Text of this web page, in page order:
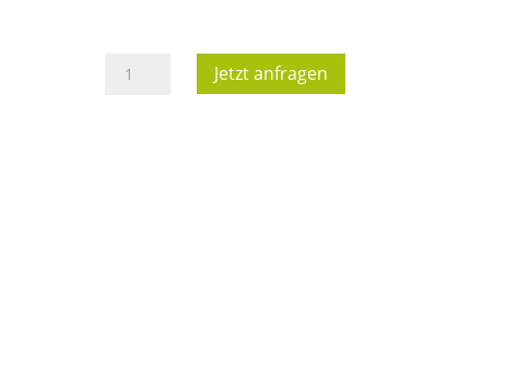
d&b
Jetzt anfragen